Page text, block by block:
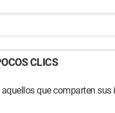
CLICS
que comparten sus